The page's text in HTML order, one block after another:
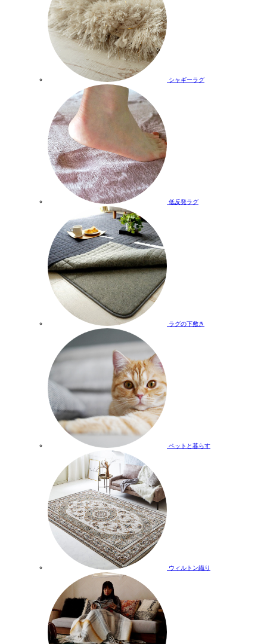
シャギーラグ
低反発ラグ
ラグの下敷き
ペットと暮らす
ウィルトン織り